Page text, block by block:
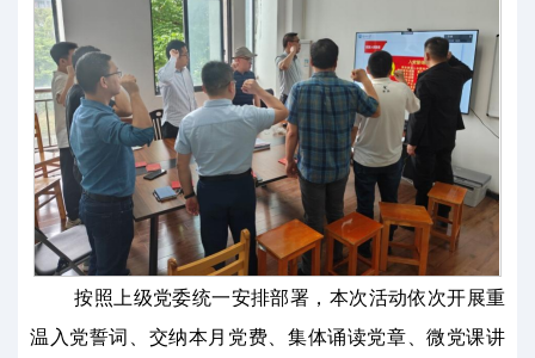
按照上级党委统一安排部署，本次活动依次开展重
温入党誓词、交纳本月党费、集体诵读党章、微党课讲